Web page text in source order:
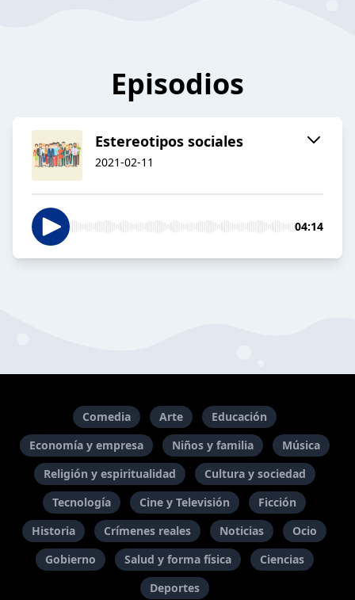
Episodios
Estereotipos sociales
2021-02-11
04:14
Comedia Arte
Educación
Economía y empresa
Niños y familia
Música
Religión y espiritualidad
Cultura y sociedad
Tecnología
Cine y Televisión
Ficción
Historia
Crímenes reales Noticias
Ocio
Gobierno
Salud y forma física
Ciencias
Deportes